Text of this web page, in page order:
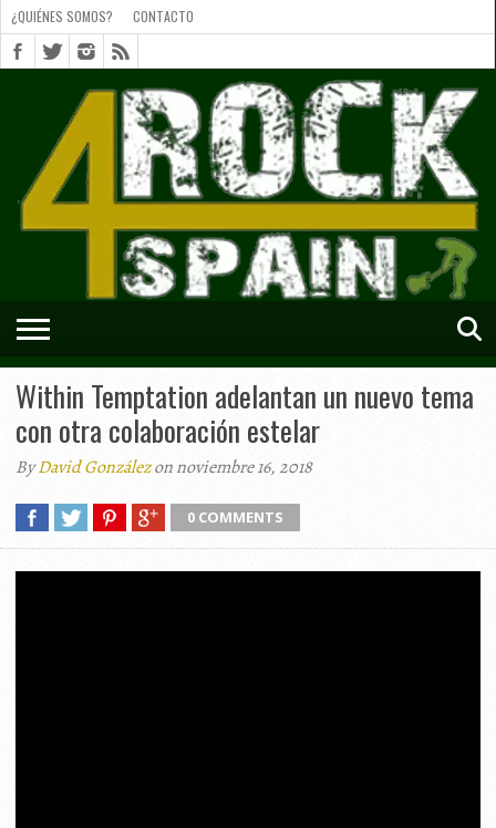
SOMOS?
CONTACTO
SHORTS
¿QUIÉNES SOMOS? CONTACTO
Within Temptation adelantan un nuevo tema
con otra colaboración estelar
ByDavid Gonzálezon noviembre 16, 2018
0 COMMENTS